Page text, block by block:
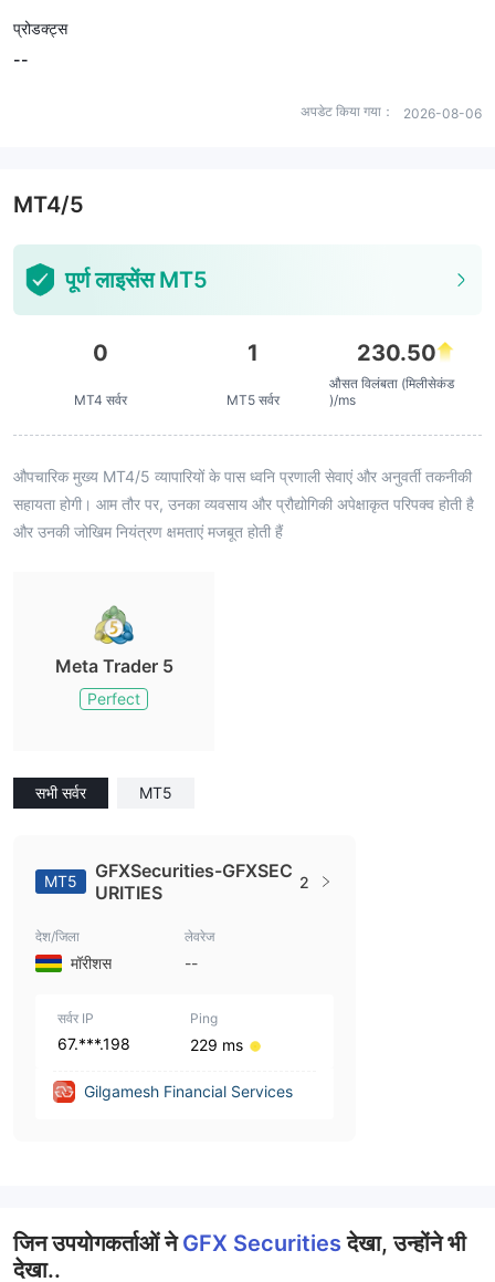
प्रोडक्ट्स
--
अपडेट किया गया： 2026-08-06
MT4/5
पूर्ण लाइसेंस MT5
0
MT4 सर्वर
1
MT5 सर्वर
230.50
औसत विलंबता (मिलीसेकंड
)/ms
औपचारिक मुख्य MT4/5 व्यापारियों के पास ध्वनि प्रणाली सेवाएं और अनुवर्ती तकनीकी
सहायता होगी। आम तौर पर, उनका व्यवसाय और प्रौद्योगिकी अपेक्षाकृत परिपक्व होती है
और उनकी जोखिम नियंत्रण क्षमताएं मजबूत होती हैं
Meta Trader 5
Perfect
सभी सर्वर MT5
MT5
GFXSecurities-GFXSEC
URITIES
2
देश/जिला
मॉरीशस
लेवरेज
--
सर्वर IP
67.***.198
Ping
229 ms
Gilgamesh Financial Services
जिन उपयोगकर्ताओं नेGFX Securitiesदेखा, उन्होंने भी
देखा..